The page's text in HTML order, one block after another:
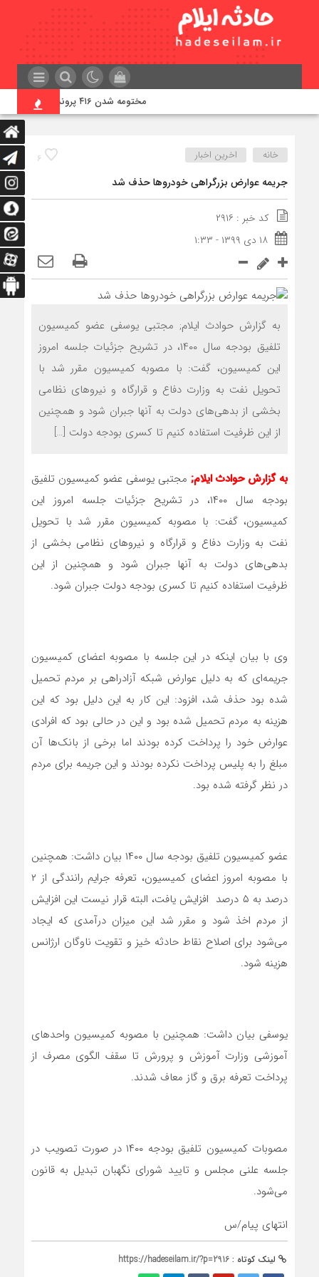
مختومه شدن ۴۱۶ پرونده در هیئت‌های صلح ایلام
۶ خانه اخرین اخبار
جریمه عوارض بزرگراهی خودروها حذف شد
کد خبر : ۲۹۱۶
۱۸ دی ۱۳۹۹ - ۱:۳۳
به گزارش حوادث ایلام; مجتبی یوسفی عضو کمیسیون
تلفیق بودجه سال ۱۴۰۰، در تشریح جزئیات جلسه امروز
این کمیسیون، گفت: با مصوبه کمیسیون مقرر شد با
تحویل نفت به وزارت دفاع و قرارگاه و نیروهای نظامی
بخشی از بدهی‌های دولت به آنها جبران شود و همچنین
از این ظرفیت استفاده کنیم تا کسری بودجه دولت […]
به گزارش حوادث ایلام; مجتبی یوسفی عضو کمیسیون تلفیق
بودجه سال ۱۴۰۰، در تشریح جزئیات جلسه امروز این
کمیسیون، گفت: با مصوبه کمیسیون مقرر شد با تحویل
نفت به وزارت دفاع و قرارگاه و نیروهای نظامی بخشی از
بدهی‌های دولت به آنها جبران شود و همچنین از این
ظرفیت استفاده کنیم تا کسری بودجه دولت جبران شود.
وی با بیان اینکه در این جلسه با مصوبه اعضای کمیسیون
جریمه‌ای که به دلیل عوارض شبکه آزادراهی بر مردم تحمیل
شده بود حذف شد، افزود: این کار به این دلیل بود که این
هزینه به مردم تحمیل شده بود و این در حالی بود که افرادی
عوارض خود را پرداخت کرده بودند اما برخی از بانک‌ها آن
مبلغ را به پلیس پرداخت نکرده بودند و این جریمه برای مردم
در نظر گرفته شده بود.
عضو کمیسیون تلفیق بودجه سال ۱۴۰۰ بیان داشت: همچنین
با مصوبه امروز اعضای کمیسیون، تعرفه جرایم رانندگی از ۲
درصد به ۵ درصد افزایش یافت، البته قرار نیست این افزایش
از مردم اخذ شود و مقرر شد این میزان درآمدی که ایجاد
می‌شود برای اصلاح نقاط حادثه خیز و تقویت ناوگان ارژانس
هزینه شود.
یوسفی بیان داشت: همچنین با مصوبه کمیسیون واحدهای
آموزشی وزارت آموزش و پرورش تا سقف الگوی مصرف از
پرداخت تعرفه برق و گاز معاف شدند.
مصوبات کمیسیون تلفیق بودجه ۱۴۰۰ در صورت تصویب در
جلسه علنی مجلس و تایید شورای نگهبان تبدیل به قانون
می‌شود.
انتهای پیام/س
لینک کوتاه : https://hadeseilam.ir/?p=2916